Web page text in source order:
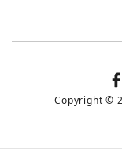
Copyright ©